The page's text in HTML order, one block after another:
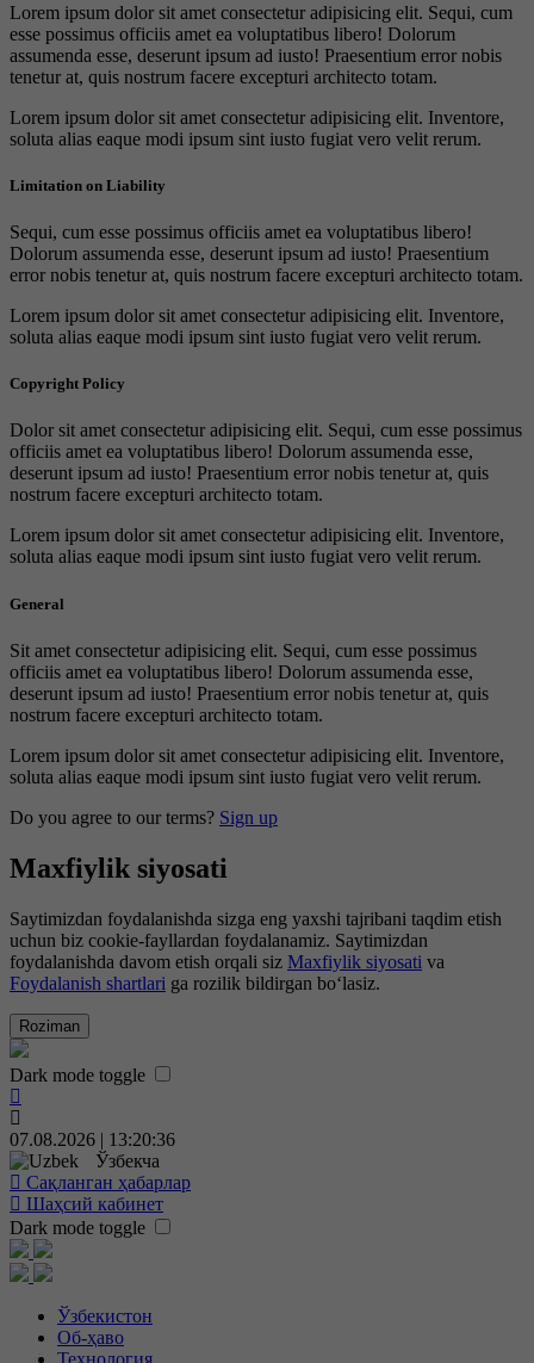
Lorem ipsum dolor sit amet consectetur adipisicing elit. Sequi, cum
esse possimus officiis amet ea voluptatibus libero! Dolorum
assumenda esse, deserunt ipsum ad iusto! Praesentium error nobis
tenetur at, quis nostrum facere excepturi architecto totam.
Lorem ipsum dolor sit amet consectetur adipisicing elit. Inventore,
soluta alias eaque modi ipsum sint iusto fugiat vero velit rerum.
Limitation on Liability
Sequi, cum esse possimus officiis amet ea voluptatibus libero!
Dolorum assumenda esse, deserunt ipsum ad iusto! Praesentium
error nobis tenetur at, quis nostrum facere excepturi architecto totam.
Lorem ipsum dolor sit amet consectetur adipisicing elit. Inventore,
soluta alias eaque modi ipsum sint iusto fugiat vero velit rerum.
Copyright Policy
Dolor sit amet consectetur adipisicing elit. Sequi, cum esse possimus
officiis amet ea voluptatibus libero! Dolorum assumenda esse,
deserunt ipsum ad iusto! Praesentium error nobis tenetur at, quis
nostrum facere excepturi architecto totam.
Lorem ipsum dolor sit amet consectetur adipisicing elit. Inventore,
soluta alias eaque modi ipsum sint iusto fugiat vero velit rerum.
General
Sit amet consectetur adipisicing elit. Sequi, cum esse possimus
officiis amet ea voluptatibus libero! Dolorum assumenda esse,
deserunt ipsum ad iusto! Praesentium error nobis tenetur at, quis
nostrum facere excepturi architecto totam.
Lorem ipsum dolor sit amet consectetur adipisicing elit. Inventore,
soluta alias eaque modi ipsum sint iusto fugiat vero velit rerum.
Do you agree to our terms? Sign up
Maxfiylik siyosati
Saytimizdan foydalanishda sizga eng yaxshi tajribani taqdim etish
uchun biz cookie-fayllardan foydalanamiz. Saytimizdan
foydalanishda davom etish orqali siz Maxfiylik siyosati va
Foydalanish shartlari ga rozilik bildirgan bo‘lasiz.
Roziman
Dark mode toggle
07.08.2026 | 13:20:36
Ўзбекча
Сақланган ҳабарлар
Шаҳсий кабинет
Dark mode toggle
Ўзбекистон
Об-ҳаво
Технология